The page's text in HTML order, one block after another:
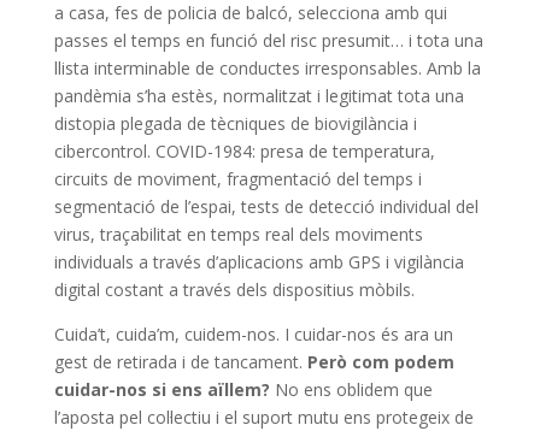
a casa, fes de policia de balcó, selecciona amb qui
passes el temps en funció del risc presumit… i tota una
llista interminable de conductes irresponsables. Amb la
pandèmia s’ha estès, normalitzat i legitimat tota una
distopia plegada de tècniques de biovigilància i
cibercontrol. COVID-1984: presa de temperatura,
circuits de moviment, fragmentació del temps i
segmentació de l’espai, tests de detecció individual del
virus, traçabilitat en temps real dels moviments
individuals a través d’aplicacions amb GPS i vigilància
digital costant a través dels dispositius mòbils.
Cuida’t, cuida’m, cuidem-nos. I cuidar-nos és ara un
gest de retirada i de tancament. Però com podem
cuidar-nos si ens aïllem? No ens oblidem que
l’aposta pel col·lectiu i el suport mutu ens protegeix de